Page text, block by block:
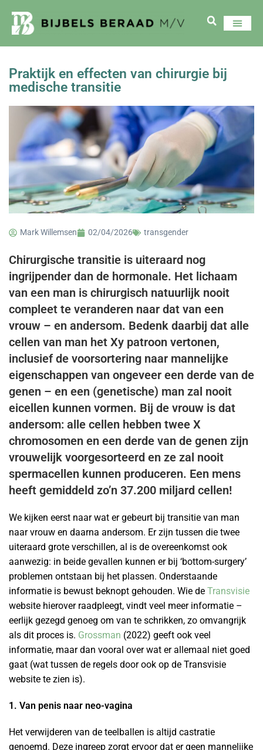
Praktijk en effecten van chirurgie bij
medische transitie
Mark Willemsen 02/04/2026 transgender
Chirurgische transitie is uiteraard nog
ingrijpender dan de hormonale. Het lichaam
van een man is chirurgisch natuurlijk nooit
compleet te veranderen naar dat van een
vrouw – en andersom. Bedenk daarbij dat alle
cellen van man het Xy patroon vertonen,
inclusief de voorsortering naar mannelijke
eigenschappen van ongeveer een derde van de
genen – en een (genetische) man zal nooit
eicellen kunnen vormen. Bij de vrouw is dat
andersom: alle cellen hebben twee X
chromosomen en een derde van de genen zijn
vrouwelijk voorgesorteerd en ze zal nooit
spermacellen kunnen produceren. Een mens
heeft gemiddeld zo’n 37.200 miljard cellen!
We kijken eerst naar wat er gebeurt bij transitie van man
naar vrouw en daarna andersom. Er zijn tussen die twee
uiteraard grote verschillen, al is de overeenkomst ook
aanwezig: in beide gevallen kunnen er bij ‘bottom-surgery’
problemen ontstaan bij het plassen. Onderstaande
informatie is bewust beknopt gehouden. Wie de Transvisie
website hierover raadpleegt, vindt veel meer informatie –
eerlijk gezegd genoeg om van te schrikken, zo omvangrijk
als dit proces is. Grossman (2022) geeft ook veel
informatie, maar dan vooral over wat er allemaal niet goed
gaat (wat tussen de regels door ook op de Transvisie
website te zien is).
1. Van penis naar neo-vagina
Het verwijderen van de teelballen is altijd castratie
genoemd. Deze ingreep zorgt ervoor dat er geen mannelijke